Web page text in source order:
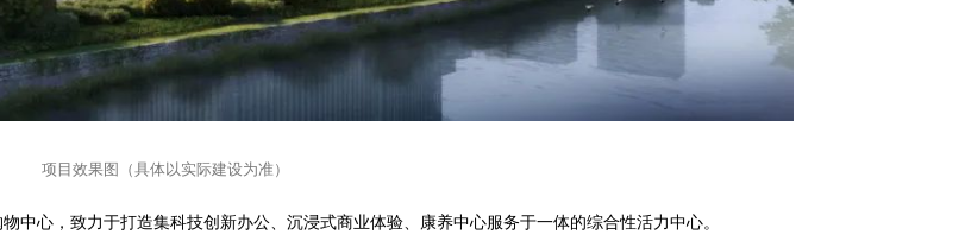
项目效果图（具体以实际建设为准）
中心，致力于打造集科技创新办公、沉浸式商业体验、康养中心服务于一体的综合性活力中心。